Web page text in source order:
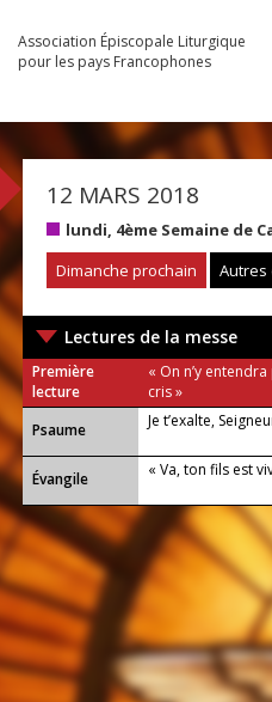
Association Épiscopale Liturgique
pour les pays Francophones
12 MARS 2018
lundi, 4ème Semaine de
Dimanche prochain
Autres
Lectures de la messe
Première
lecture
« On n’y
cris »
Psaume Je t’exalte,
Évangile « Va, ton fils est